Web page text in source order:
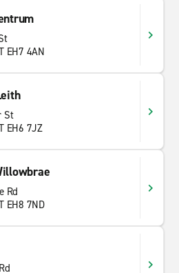
bei uns genau richtig. Ob
Kleinwagen oder SUVs,
und finden Sie das
für Ihre Bedürfnisse. Wir bieten
In Edinburgh
zu entdecken, weshalb ein
und Erkunden der
Beginnen Sie Ihre
A-Car.
EH7 4AN
St
EH6 7JZ
Rd
EH8 7ND